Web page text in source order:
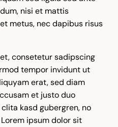
nisi et mattis
metus, nec dapibus risus
consetetur sadipscing
tempor invidunt ut
erat, sed diam
et justo duo
kasd gubergren, no
ipsum dolor sit